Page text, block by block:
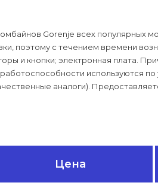
Gorenje всех популярных
поэтому с течением времени
и кнопки; электронная плата.
используются
аналоги).
Цена